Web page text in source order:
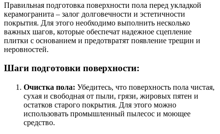
Правильная подготовка поверхности пола перед укладкой
керамогранита – залог долговечности и эстетичности
покрытия. Для этого необходимо выполнить несколько
важных шагов, которые обеспечат надежное сцепление
плитки с основанием и предотвратят появление трещин и
неровностей.
Шаги подготовки поверхности:
Очистка пола: Убедитесь, что поверхность пола чистая,
сухая и свободная от пыли, грязи, жировых пятен и
остатков старого покрытия. Для этого можно
использовать промышленный пылесос и моющее
средство.